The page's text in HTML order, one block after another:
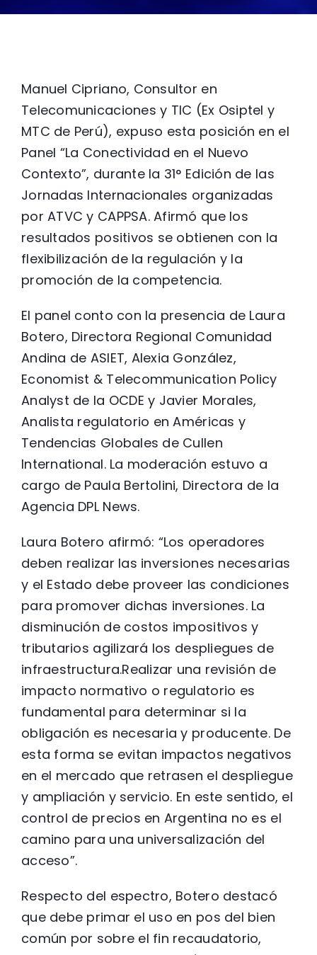
Manuel Cipriano, Consultor en
Telecomunicaciones y TIC (Ex Osiptel y
MTC de Perú), expuso esta posición en el
Panel “La Conectividad en el Nuevo
Contexto”, durante la 31° Edición de las
Jornadas Internacionales organizadas
por ATVC y CAPPSA. Afirmó que los
resultados positivos se obtienen con la
flexibilización de la regulación y la
promoción de la competencia.
El panel conto con la presencia de Laura
Botero, Directora Regional Comunidad
Andina de ASIET, Alexia González,
Economist & Telecommunication Policy
Analyst de la OCDE y Javier Morales,
Analista regulatorio en Américas y
Tendencias Globales de Cullen
International. La moderación estuvo a
cargo de Paula Bertolini, Directora de la
Agencia DPL News.
Laura Botero afirmó: “Los operadores
deben realizar las inversiones necesarias
y el Estado debe proveer las condiciones
para promover dichas inversiones. La
disminución de costos impositivos y
tributarios agilizará los despliegues de
infraestructura.Realizar una revisión de
impacto normativo o regulatorio es
fundamental para determinar si la
obligación es necesaria y producente. De
esta forma se evitan impactos negativos
en el mercado que retrasen el despliegue
y ampliación y servicio. En este sentido, el
control de precios en Argentina no es el
camino para una universalización del
acceso”.
Respecto del espectro, Botero destacó
que debe primar el uso en pos del bien
común por sobre el fin recaudatorio,